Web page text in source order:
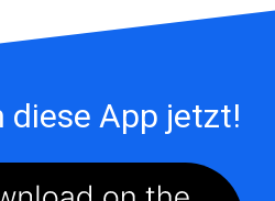
diese App jetzt!